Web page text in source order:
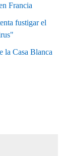
Francia
fustigar el
la Casa Blanca